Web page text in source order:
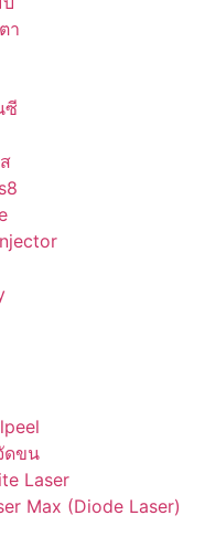
า
ซี
ดขน
Laser
Max (Diode Laser)